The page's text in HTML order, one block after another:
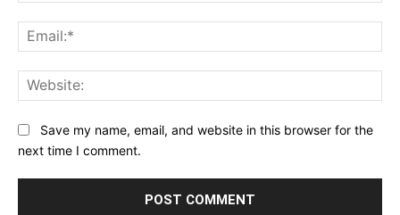
Save my name, email, and website in this browser for the
next time I comment.